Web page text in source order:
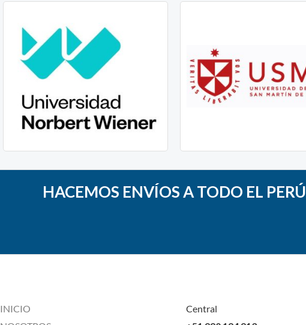
HACEMOS ENVÍOS A TODO EL PERÚ
INICIO
Central